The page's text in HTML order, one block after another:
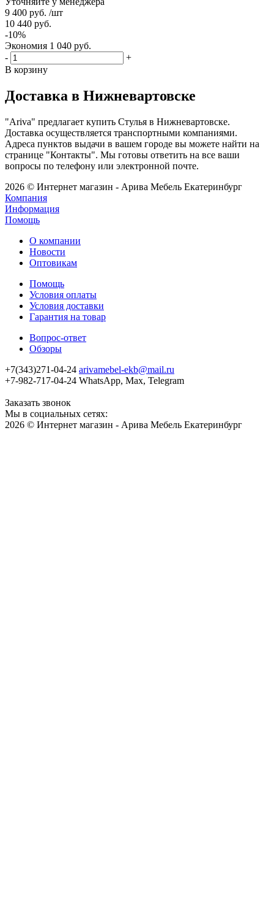
9 400 руб. /шт
10 440 руб.
-10%
Экономия 1 040 руб.
-
+
В корзину
Доставка в Нижневартовске
"Ariva" предлагает купить Стулья в Нижневартовске.
Доставка осуществляется транспортными компаниями.
Адреса пунктов выдачи в вашем городе вы можете найти на
странице "Контакты". Мы готовы ответить на все ваши
вопросы по телефону или электронной почте.
2026 © Интернет магазин - Арива Мебель Екатеринбург
Компания
Информация
Помощь
О компании
Новости
Оптовикам
Помощь
Условия оплаты
Условия доставки
Гарантия на товар
Вопрос-ответ
Обзоры
+7(343)271-04-24 arivamebel-ekb@mail.ru
+7-982-717-04-24 WhatsApp, Max, Telegram
Заказать звонок
Мы в социальных сетях:
2026 © Интернет магазин - Арива Мебель Екатеринбург